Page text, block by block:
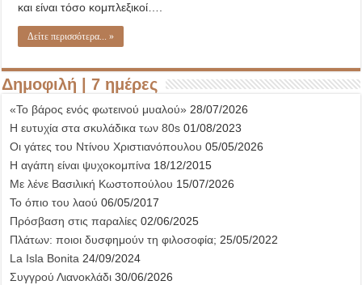
και είναι τόσο κομπλεξικοί….
Δείτε περισσότερα... »
Δημοφιλή | 7 ημέρες
«Το βάρος ενός φωτεινού μυαλού» 28/07/2026
Η ευτυχία στα σκυλάδικα των 80s 01/08/2023
Οι γάτες του Ντίνου Χριστιανόπουλου 05/05/2026
Η αγάπη είναι ψυχοκομπίνα 18/12/2015
Με λένε Βασιλική Κωστοπούλου 15/07/2026
Το όπιο του λαού 06/05/2017
Πρόσβαση στις παραλίες 02/06/2025
Πλάτων: ποιοι δυσφημούν τη φιλοσοφία; 25/05/2022
La Isla Bonita 24/09/2024
Συγγρού Λιανοκλάδι 30/06/2026